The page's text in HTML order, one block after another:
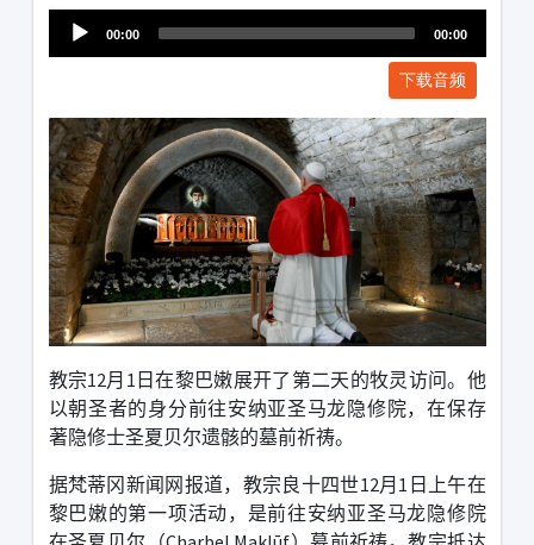
Player
00:00 00:00
下载音频
教宗12月 1 日在黎巴嫩展开了第二天的牧灵访问。他
以朝圣者的身分前往安纳亚圣马龙隐修院，在保存
著隐修士圣夏贝尔遗骸的墓前祈祷。
据梵蒂冈新闻网报道，教宗良十四世12月 1 日上午在
黎巴嫩的第一项活动，是前往安纳亚圣马龙隐修院